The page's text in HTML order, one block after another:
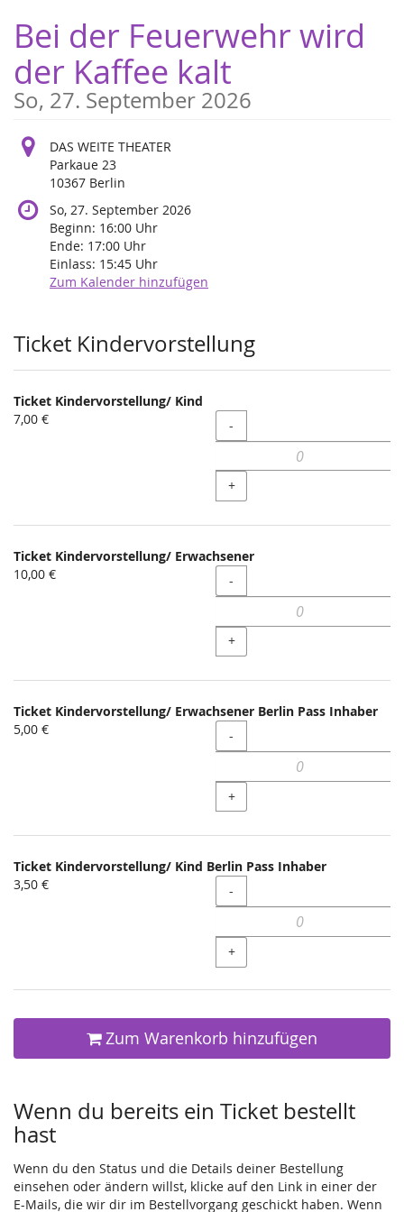
Haupt-
Inhalt
springen
Bei der Feuerwehr wird
der Kaffee kalt
So, 27. September 2026
DAS WEITE THEATER
Parkaue 23
10367 Berlin
So, 27. September 2026
Beginn: 16:00 Uhr
Ende: 17:00 Uhr
Einlass: 15:45 Uhr
Zum Kalender hinzufügen
Produkte
Ticket Kindervorstellung
Ticket Kindervorstellung/ Kind
7,00 €
Menge
-
+
Ticket Kindervorstellung/ Erwachsener
10,00 €
Menge
-
+
Ticket Kindervorstellung/ Erwachsener Berlin Pass Inhaber
5,00 €
Menge
-
+
Ticket Kindervorstellung/ Kind Berlin Pass Inhaber
3,50 €
Menge
-
+
Zum Warenkorb hinzufügen
Wenn du bereits ein Ticket bestellt
hast
Wenn du den Status und die Details deiner Bestellung
einsehen oder ändern willst, klicke auf den Link in einer der
E-Mails, die wir dir im Bestellvorgang geschickt haben. Wenn